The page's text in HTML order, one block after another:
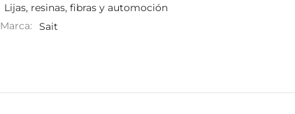
Lijas, resinas, fibras y automoción
Marca:
Sait